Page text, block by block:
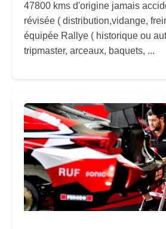
47800 kms d'origine jamais
révisée ( distribution,vidange,
équipée Rallye ( historique ou
tripmaster, arceaux, baquets, ...